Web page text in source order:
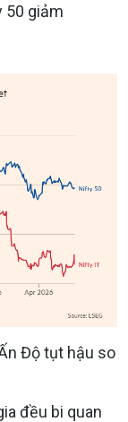
50 giảm
Độ tụt hậu so
đều bi quan